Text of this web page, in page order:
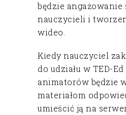
będzie angażowanie
nauczycieli i
wideo.
Kiedy nauczyciel
do udziału w TED-
animatorów będzie
materiałom
umieścić ją na